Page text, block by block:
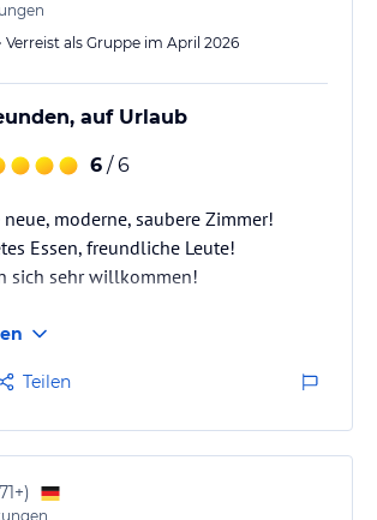
Verreist als Gruppe im April 2026
auf Urlaub
6 / 6
moderne, saubere Zimmer!
Essen, freundliche Leute!
sich sehr willkommen!
Teilen
71+)